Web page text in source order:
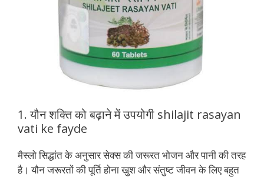
1. यौन शक्ति को बढ़ाने में उपयोगी shilajit rasayan
vati ke fayde
मैस्लो सिद्धांत के अनुसार सेक्स की जरूरत भोजन और पानी की तरह
है। यौन जरूरतों की पूर्ति होना खुश और संतुष्ट जीवन के लिए बहुत